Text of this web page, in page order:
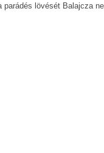
lövését Balajcza